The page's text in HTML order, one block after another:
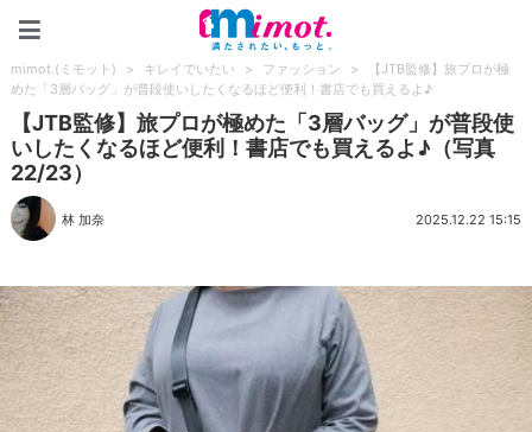
mimot.(ミモット) > キレイでいたい > ファッション >
【JTB監修】旅プロが極
めた「3層バッグ」が普段使いしたくなるほど便利！書店でも買えるよ♪
【JTB監修】旅プロが極めた「3層バッグ」が普段使
いしたくなるほど便利！書店でも買えるよ♪（写真
22/23）
林 加奈 2025.12.22 15:15